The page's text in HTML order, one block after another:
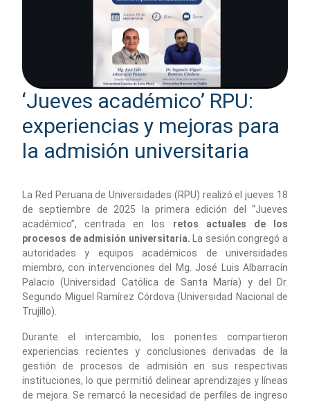
‘Jueves académico’ RPU:
experiencias y mejoras para
la admisión universitaria
La Red Peruana de Universidades (RPU) realizó el jueves 18
de septiembre de 2025 la primera edición del “Jueves
académico”, centrada en los retos actuales de los
procesos de admisión universitaria. La sesión congregó a
autoridades y equipos académicos de universidades
miembro, con intervenciones del Mg. José Luis Albarracín
Palacio (Universidad Católica de Santa María) y del Dr.
Segundo Miguel Ramírez Córdova (Universidad Nacional de
Trujillo).
Durante el intercambio, los ponentes compartieron
experiencias recientes y conclusiones derivadas de la
gestión de procesos de admisión en sus respectivas
instituciones, lo que permitió delinear aprendizajes y líneas
de mejora. Se remarcó la necesidad de perfiles de ingreso